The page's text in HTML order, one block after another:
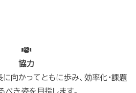
協力
向かってともに歩み、効率化・課題
べき姿を目指します。